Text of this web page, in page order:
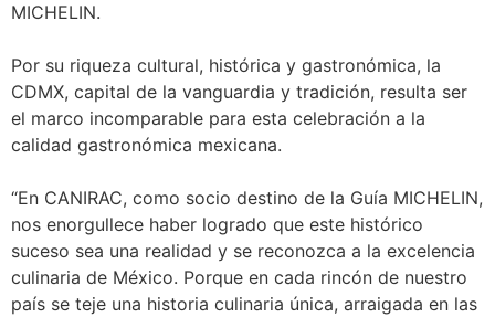
MICHELIN.
Por su riqueza cultural, histórica y gastronómica, la
CDMX, capital de la vanguardia y tradición, resulta ser
el marco incomparable para esta celebración a la
calidad gastronómica mexicana.
“En CANIRAC, como socio destino de la Guía MICHELIN,
nos enorgullece haber logrado que este histórico
suceso sea una realidad y se reconozca a la excelencia
culinaria de México. Porque en cada rincón de nuestro
país se teje una historia culinaria única, arraigada en las